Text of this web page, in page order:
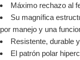
Máximo rechazo al
Su magnífica
por manejo y una
Resistente, durable
El patrón polar